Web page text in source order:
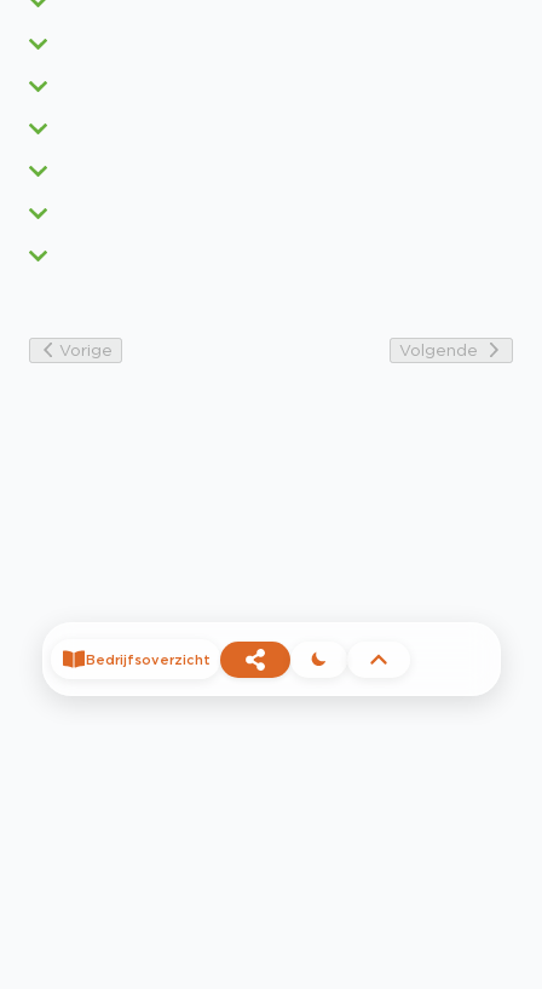
Vorige Volgende
Bedrijfsoverzicht